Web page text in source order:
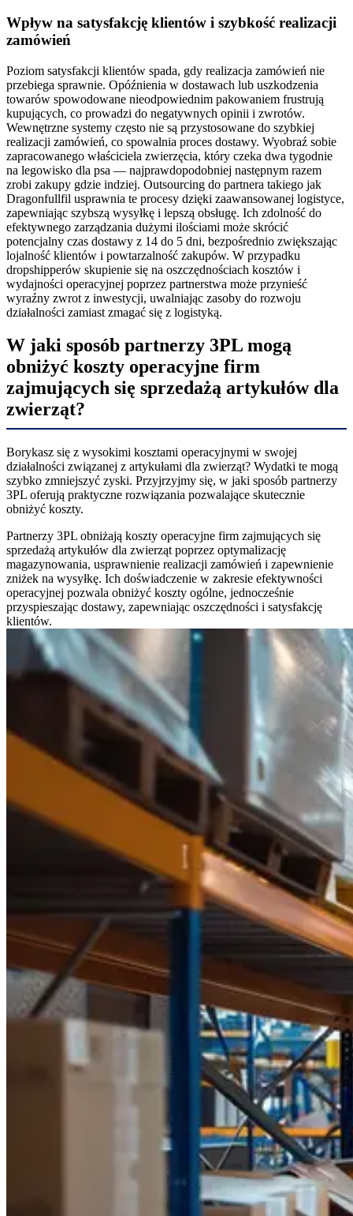
Wpływ na satysfakcję klientów i szybkość realizacji
zamówień
Poziom satysfakcji klientów spada, gdy realizacja zamówień nie
przebiega sprawnie. Opóźnienia w dostawach lub uszkodzenia
towarów spowodowane nieodpowiednim pakowaniem frustrują
kupujących, co prowadzi do negatywnych opinii i zwrotów.
Wewnętrzne systemy często nie są przystosowane do szybkiej
realizacji zamówień, co spowalnia proces dostawy. Wyobraź sobie
zapracowanego właściciela zwierzęcia, który czeka dwa tygodnie
na legowisko dla psa — najprawdopodobniej następnym razem
zrobi zakupy gdzie indziej. Outsourcing do partnera takiego jak
Dragonfullfil usprawnia te procesy dzięki zaawansowanej logistyce,
zapewniając szybszą wysyłkę i lepszą obsługę. Ich zdolność do
efektywnego zarządzania dużymi ilościami może skrócić
potencjalny czas dostawy z 14 do 5 dni, bezpośrednio zwiększając
lojalność klientów i powtarzalność zakupów. W przypadku
dropshipperów skupienie się na oszczędnościach kosztów i
wydajności operacyjnej poprzez partnerstwa może przynieść
wyraźny zwrot z inwestycji, uwalniając zasoby do rozwoju
działalności zamiast zmagać się z logistyką.
W jaki sposób partnerzy 3PL mogą
obniżyć koszty operacyjne firm
zajmujących się sprzedażą artykułów dla
zwierząt?
Borykasz się z wysokimi kosztami operacyjnymi w swojej
działalności związanej z artykułami dla zwierząt? Wydatki te mogą
szybko zmniejszyć zyski. Przyjrzyjmy się, w jaki sposób partnerzy
3PL oferują praktyczne rozwiązania pozwalające skutecznie
obniżyć koszty.
Partnerzy 3PL obniżają koszty operacyjne firm zajmujących się
sprzedażą artykułów dla zwierząt poprzez optymalizację
magazynowania, usprawnienie realizacji zamówień i zapewnienie
zniżek na wysyłkę. Ich doświadczenie w zakresie efektywności
operacyjnej pozwala obniżyć koszty ogólne, jednocześnie
przyspieszając dostawy, zapewniając oszczędności i satysfakcję
klientów.